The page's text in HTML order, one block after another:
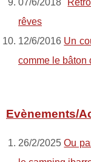
07/6/2018
rêves
12/6/2016 Un
comme le bâton
Evènements/
26/2/2025Ou